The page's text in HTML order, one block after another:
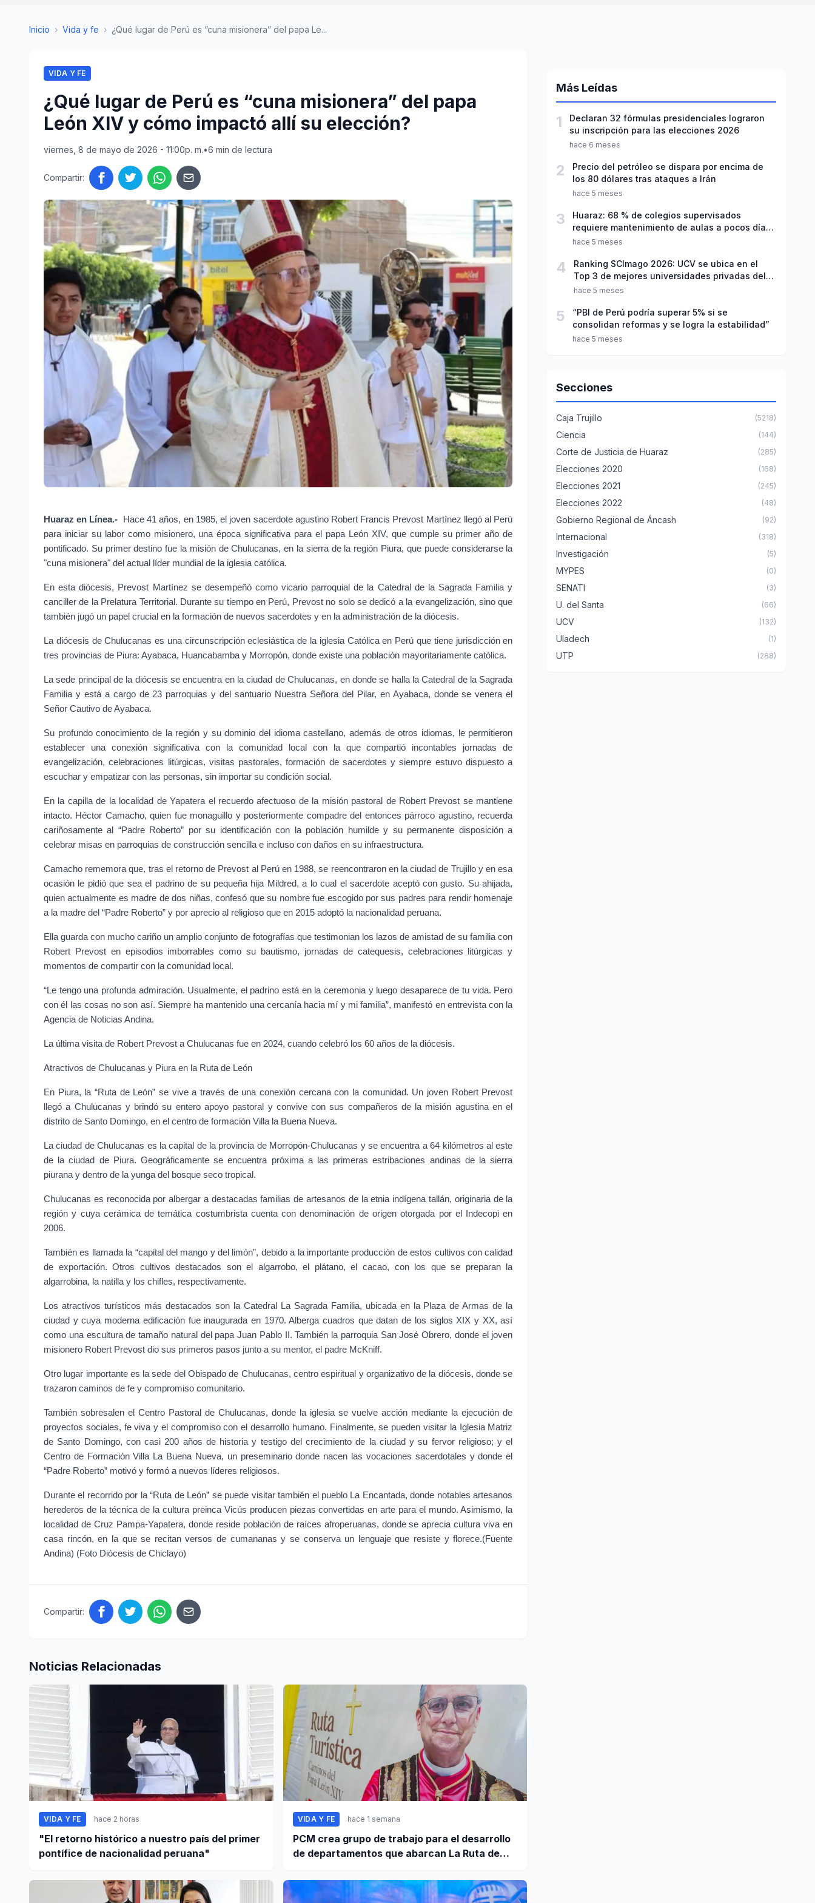
Inicio › Vida y fe › ¿Qué lugar de Perú es “cuna misionera” del papa Le...
VIDA Y FE
¿Qué lugar de Perú es “cuna misionera” del papa
León XIV y cómo impactó allí su elección?
viernes, 8 de mayo de 2026 - 11:00p. m.•6 min de lectura
Compartir:
Huaraz en Línea.-
Hace 41 años, en 1985, el joven sacerdote agustino Robert Francis Prevost Martínez llegó al Perú
para iniciar su labor como misionero, una época significativa para el papa León XIV, que cumple su primer año de
pontificado. Su primer destino fue la misión de Chulucanas, en la sierra de la región Piura, que puede considerarse la
"cuna misionera" del actual líder mundial de la iglesia católica.
En esta diócesis, Prevost Martínez se desempeñó como vicario parroquial de la Catedral de la Sagrada Familia y
canciller de la Prelatura Territorial. Durante su tiempo en Perú, Prevost no solo se dedicó a la evangelización, sino que
también jugó un papel crucial en la formación de nuevos sacerdotes y en la administración de la diócesis.
La diócesis de Chulucanas es una circunscripción eclesiástica de la iglesia Católica en Perú que tiene jurisdicción en
tres provincias de Piura: Ayabaca, Huancabamba y Morropón, donde existe una población mayoritariamente católica.
La sede principal de la diócesis se encuentra en la ciudad de Chulucanas, en donde se halla la Catedral de la Sagrada
Familia y está a cargo de 23 parroquias y del santuario Nuestra Señora del Pilar, en Ayabaca, donde se venera el
Señor Cautivo de Ayabaca.
Su profundo conocimiento de la región y su dominio del idioma castellano, además de otros idiomas, le permitieron
establecer una conexión significativa con la comunidad local con la que compartió incontables jornadas de
evangelización, celebraciones litúrgicas, visitas pastorales, formación de sacerdotes y siempre estuvo dispuesto a
escuchar y empatizar con las personas, sin importar su condición social.
En la capilla de la localidad de Yapatera el recuerdo afectuoso de la misión pastoral de Robert Prevost se mantiene
intacto. Héctor Camacho, quien fue monaguillo y posteriormente compadre del entonces párroco agustino, recuerda
cariñosamente al “Padre Roberto” por su identificación con la población humilde y su permanente disposición a
celebrar misas en parroquias de construcción sencilla e incluso con daños en su infraestructura.
Camacho rememora que, tras el retorno de Prevost al Perú en 1988, se reencontraron en la ciudad de Trujillo y en esa
ocasión le pidió que sea el padrino de su pequeña hija Mildred, a lo cual el sacerdote aceptó con gusto. Su ahijada,
quien actualmente es madre de dos niñas, confesó que su nombre fue escogido por sus padres para rendir homenaje
a la madre del “Padre Roberto” y por aprecio al religioso que en 2015 adoptó la nacionalidad peruana.
Ella guarda con mucho cariño un amplio conjunto de fotografías que testimonian los lazos de amistad de su familia con
Robert Prevost en episodios imborrables como su bautismo, jornadas de catequesis, celebraciones litúrgicas y
momentos de compartir con la comunidad local.
“Le tengo una profunda admiración. Usualmente, el padrino está en la ceremonia y luego desaparece de tu vida. Pero
con él las cosas no son así. Siempre ha mantenido una cercanía hacia mí y mi familia”, manifestó en entrevista con la
Agencia de Noticias Andina.
La última visita de Robert Prevost a Chulucanas fue en 2024, cuando celebró los 60 años de la diócesis.
Atractivos de Chulucanas y Piura en la Ruta de León
En Piura, la “Ruta de León” se vive a través de una conexión cercana con la comunidad. Un joven Robert Prevost
llegó a Chulucanas y brindó su entero apoyo pastoral y convive con sus compañeros de la misión agustina en el
distrito de Santo Domingo, en el centro de formación Villa la Buena Nueva.
La ciudad de Chulucanas es la capital de la provincia de Morropón-Chulucanas y se encuentra a 64 kilómetros al este
de la ciudad de Piura. Geográficamente se encuentra próxima a las primeras estribaciones andinas de la sierra
piurana y dentro de la yunga del bosque seco tropical.
Chulucanas es reconocida por albergar a destacadas familias de artesanos de la etnia indígena tallán, originaria de la
región y cuya cerámica de temática costumbrista cuenta con denominación de origen otorgada por el Indecopi en
2006.
También es llamada la “capital del mango y del limón”, debido a la importante producción de estos cultivos con calidad
de exportación. Otros cultivos destacados son el algarrobo, el plátano, el cacao, con los que se preparan la
algarrobina, la natilla y los chifles, respectivamente.
Los atractivos turísticos más destacados son la Catedral La Sagrada Familia, ubicada en la Plaza de Armas de la
ciudad y cuya moderna edificación fue inaugurada en 1970. Alberga cuadros que datan de los siglos XIX y XX, así
como una escultura de tamaño natural del papa Juan Pablo II. También la parroquia San José Obrero, donde el joven
misionero Robert Prevost dio sus primeros pasos junto a su mentor, el padre McKniff.
Otro lugar importante es la sede del Obispado de Chulucanas, centro espiritual y organizativo de la diócesis, donde se
trazaron caminos de fe y compromiso comunitario.
También sobresalen el Centro Pastoral de Chulucanas, donde la iglesia se vuelve acción mediante la ejecución de
proyectos sociales, fe viva y el compromiso con el desarrollo humano. Finalmente, se pueden visitar la Iglesia Matriz
de Santo Domingo, con casi 200 años de historia y testigo del crecimiento de la ciudad y su fervor religioso; y el
Centro de Formación Villa La Buena Nueva, un preseminario donde nacen las vocaciones sacerdotales y donde el
“Padre Roberto” motivó y formó a nuevos líderes religiosos.
Durante el recorrido por la “Ruta de León” se puede visitar también el pueblo La Encantada, donde notables artesanos
herederos de la técnica de la cultura preinca Vicús producen piezas convertidas en arte para el mundo. Asimismo, la
localidad de Cruz Pampa-Yapatera, donde reside población de raíces afroperuanas, donde se aprecia cultura viva en
casa rincón, en la que se recitan versos de cumananas y se conserva un lenguaje que resiste y florece.(Fuente
Andina) (Foto Diócesis de Chiclayo)
Compartir:
Noticias Relacionadas
VIDA Y FE hace 2 horas
"El retorno histórico a nuestro país del primer
pontífice de nacionalidad peruana"
VIDA Y FE hace 1 semana
PCM crea grupo de trabajo para el desarrollo
de departamentos que abarcan La Ruta de
Más Leídas
1
Declaran 32 fórmulas presidenciales lograron
su inscripción para las elecciones 2026
hace 6 meses
2
Precio del petróleo se dispara por encima de
los 80 dólares tras ataques a Irán
hace 5 meses
3
Huaraz: 68 % de colegios supervisados
requiere mantenimiento de aulas a pocos días
de inicio del año escolar 2026
hace 5 meses
4
Ranking SCImago 2026: UCV se ubica en el
Top 3 de mejores universidades privadas del
Perú
hace 5 meses
5
“PBI de Perú podría superar 5% si se
consolidan reformas y se logra la estabilidad”
hace 5 meses
Secciones
Caja Trujillo (5218)
Ciencia (144)
Corte de Justicia de Huaraz (285)
Elecciones 2020 (168)
Elecciones 2021 (245)
Elecciones 2022 (48)
Gobierno Regional de Áncash (92)
Internacional (318)
Investigación (5)
MYPES (0)
SENATI (3)
U. del Santa (66)
UCV (132)
Uladech (1)
UTP (288)